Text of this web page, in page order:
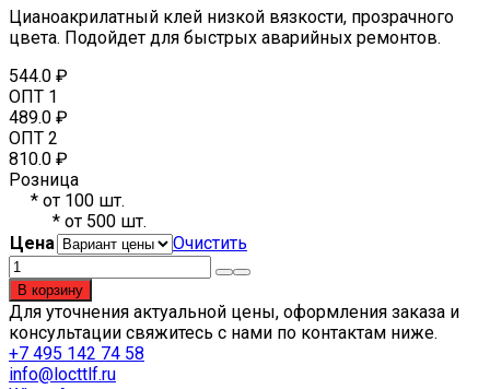
Цианоакрилатный клей низкой вязкости, прозрачного
цвета. Подойдет для быстрых аварийных ремонтов.
544.0 ₽
ОПТ 1
489.0 ₽
ОПТ 2
810.0 ₽
Розница
* от 100 шт.
* от 500 шт.
Цена
Очистить
Количество
товара
LOCTTLF
401,
20
гр
В корзину
Для уточнения актуальной цены, оформления заказа и
консультации свяжитесь с нами по контактам ниже.
+7 495 142 74 58
info@locttlf.ru